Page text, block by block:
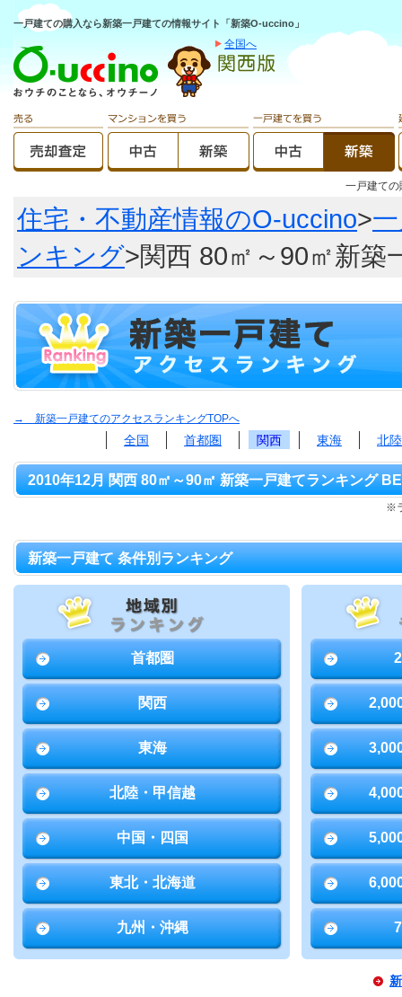
一戸建ての購入なら新築一戸建ての情報サイト「新築O-uccino」
全国へ
一戸建て
住宅・不動産情報のO-uccino>
ンキング>関西 80㎡～90㎡新築
→ 新築一戸建てのアクセスランキングTOPへ
全国 首都圏 関西 東海 北
2010年12月 関西 80㎡～90㎡ 新築一戸建てランキング
※
新築一戸建て 条件別ランキング
首都圏
関西
東海
北陸・甲信越
中国・四国
東北・北海道
九州・沖縄